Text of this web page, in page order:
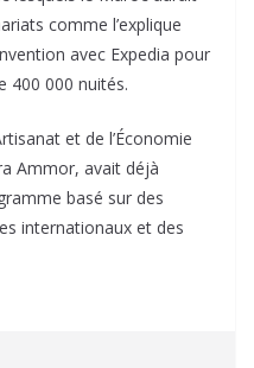
comme l’explique
avec Expedia pour
400 000 nuités.
et de l’Économie
Ammor, avait déjà
basé sur des
internationaux et des